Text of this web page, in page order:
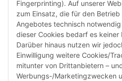
Fingerprinting). Auf unserer
zum Einsatz, die für den Betrieb
Angebotes technisch
dieser Cookies bedarf es keiner
Darüber hinaus nutzen wir
Einwilligung weitere Cookies/
mitunter von Drittanbietern –
Werbungs-/Marketingzwecken
Susannenstraße 21a, DE-
Tel: +49 (0)40 432 76 990